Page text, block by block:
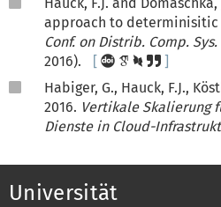
approach to
Conf. on Distrib. Comp. Sys.
2016).
Habiger, G., Hauck, F.J.,
2016. Vertikale Skalierung
Dienste in Cloud-
Universität